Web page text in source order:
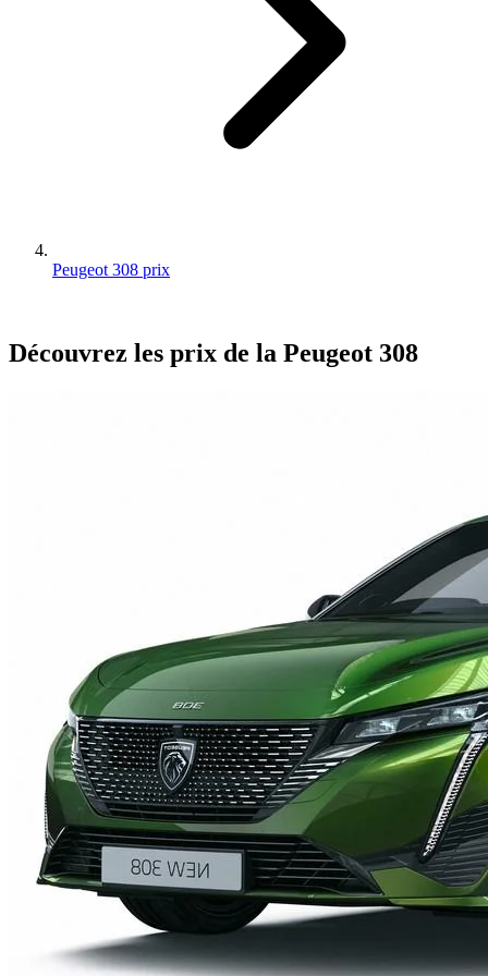
Peugeot 308 prix
Découvrez les prix de la Peugeot 308